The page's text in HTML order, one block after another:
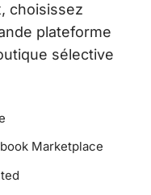
choisissez
plateforme
sélective
Marketplace